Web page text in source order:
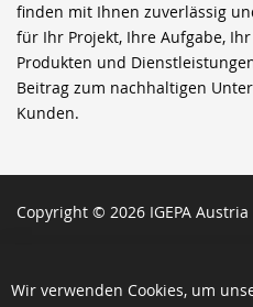
finden mit Ihnen zuverlässig
für Ihr Projekt, Ihre Aufgabe,
Produkten und
Beitrag zum nachhaltigen
Kunden.
Copyright © 2026 IGEPA Austria
Wir verwenden Cookies, um